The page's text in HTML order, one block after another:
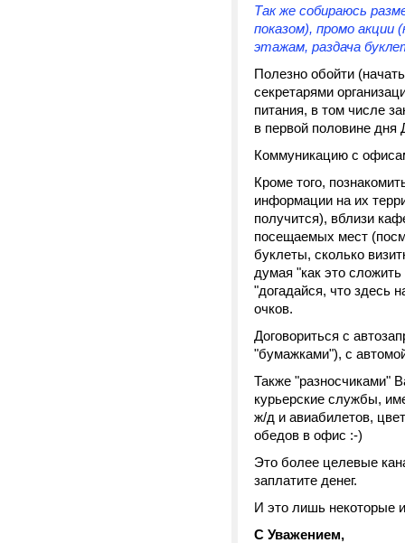
Так же собираюсь
показом), промо
этажам, раздача
Полезно обойти
секретарями
питания, в том числе
в первой половине
Коммуникацию с
Кроме того,
информации на их
получится), вблизи
посещаемых мест
буклеты, сколько
думая "как это
"догадайся, что здесь
очков.
Договориться с
"бумажками"), с
Также "разносчиками"
курьерские службы,
ж/д и авиабилетов,
обедов в офис :-)
Это более целевые
заплатите денег.
И это лишь некоторые
С Уважением,